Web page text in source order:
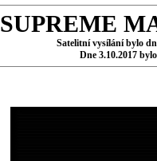
SUPREME
Satelitní vysílání bylo
Dne 3.10.2017